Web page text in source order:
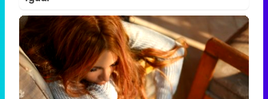
Tu cuerpo pide descanso